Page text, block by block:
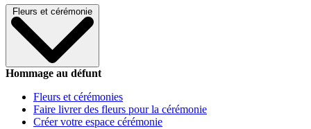
Fleurs et cérémonie
Hommage au défunt
Fleurs et cérémonies
Faire livrer des fleurs pour la cérémonie
Créer votre espace cérémonie